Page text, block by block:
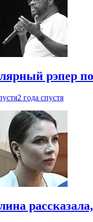
рэпер
2 года спустя